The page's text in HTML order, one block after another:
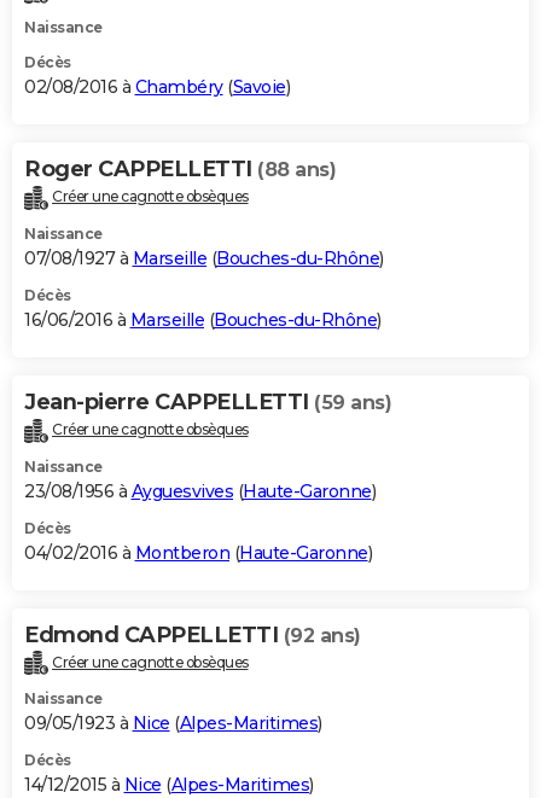
Naissance
Décès
02/08/2016 à Chambéry(Savoie)
Roger CAPPELLETTI (88 ans)
Créer une cagnotte obsèques
Naissance
07/08/1927 à Marseille (Bouches-du-Rhône)
Décès
16/06/2016 à Marseille (Bouches-du-Rhône)
Jean-pierre CAPPELLETTI (59 ans)
Créer une cagnotte obsèques
Naissance
23/08/1956 à Ayguesvives (Haute-Garonne)
Décès
04/02/2016 à Montberon (Haute-Garonne)
Edmond CAPPELLETTI (92 ans)
Créer une cagnotte obsèques
Naissance
09/05/1923 à Nice (Alpes-Maritimes)
Décès
14/12/2015 à Nice (Alpes-Maritimes)